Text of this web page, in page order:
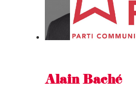
GROUPE INTER-ASSEMBLÉE
Alain Baché